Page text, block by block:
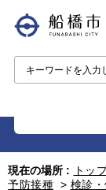
現在の場所 : トッ
予防接種 > 検診